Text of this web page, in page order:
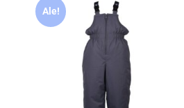
Ale!